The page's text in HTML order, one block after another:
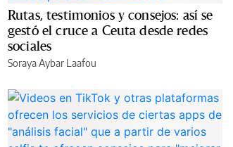
Rutas, testimonios y consejos: así se
gestó el cruce a Ceuta desde redes
sociales
Soraya Aybar Laafou